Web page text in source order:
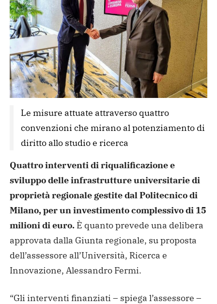
Le misure attuate attraverso quattro
convenzioni che mirano al potenziamento di
diritto allo studio e ricerca
Quattro interventi di riqualificazione e
sviluppo delle infrastrutture universitarie di
proprietà regionale gestite dal Politecnico di
Milano, per un investimento complessivo di 15
milioni di euro. È quanto prevede una delibera
approvata dalla Giunta regionale, su proposta
dell’assessore all’Università, Ricerca e
Innovazione, Alessandro Fermi.
“Gli interventi finanziati – spiega l’assessore –